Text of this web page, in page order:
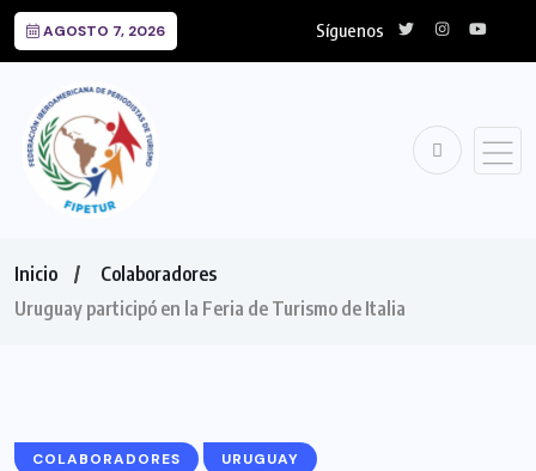
AGOSTO 7, 2026 Síguenos
Inicio
Colaboradores
Uruguay participó en la Feria de Turismo de Italia
COLABORADORES URUGUAY